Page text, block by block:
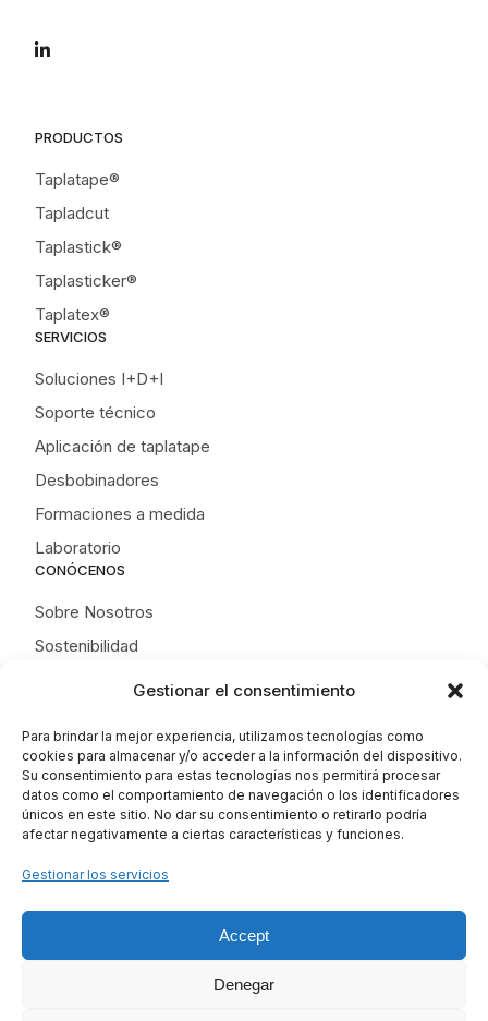
Gestionar el consentimiento
Para brindar la mejor experiencia, utilizamos tecnologías como
cookies para almacenar y/o acceder a la información del dispositivo.
Su consentimiento para estas tecnologías nos permitirá procesar
datos como el comportamiento de navegación o los identificadores
únicos en este sitio. No dar su consentimiento o retirarlo podría
afectar negativamente a ciertas características y funciones.
Gestionar los servicios
Accept
Denegar
PRODUCTOS
Taplatape®
Tapladcut
Taplastick®
Taplasticker®
Taplatex®
SERVICIOS
Soluciones I+D+I
Soporte técnico
Aplicación de taplatape
Desbobinadores
Formaciones a medida
Laboratorio
CONÓCENOS
Sobre Nosotros
Sostenibilidad
Contacto